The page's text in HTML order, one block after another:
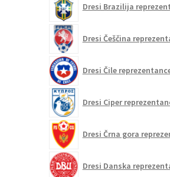
Dresi Brazilija
Dresi Češčina
Dresi Čile
Dresi Ciper
Dresi Črna gora
Dresi Danska